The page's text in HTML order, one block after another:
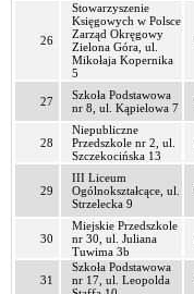
26
Stowarzyszenie
Księgowych w Polsce
Zarząd Okręgowy
Zielona Góra, ul.
Mikołaja Kopernika
5
27
Szkoła Podstawowa
nr 8, ul. Kąpielowa 7
28
Niepubliczne
Przedszkole nr 2, ul.
Szczekocińska 13
29
III Liceum
Ogólnokształcące, ul.
Strzelecka 9
30
Miejskie Przedszkole
nr 30, ul. Juliana
Tuwima 3b
31
Szkoła Podstawowa
nr 17, ul. Leopolda